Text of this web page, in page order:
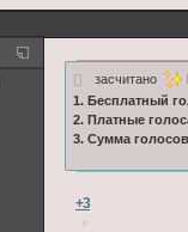
засчитано
1. Бесплатный
2. Платные
3. Сумма
+3